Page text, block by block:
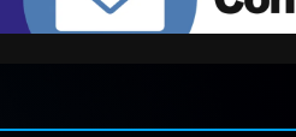
6 Agosto 2026 14:16